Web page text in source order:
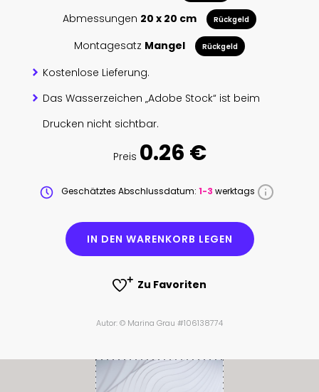
Abmessungen 20 x 20 cm Rückgeld
Montagesatz Mangel Rückgeld
Kostenlose Lieferung.
Das Wasserzeichen „Adobe Stock“ ist beim
Drucken nicht sichtbar.
Preis 0.26 €
Geschätztes Abschlussdatum: 1-3 werktags
IN DEN WARENKORB LEGEN
Zu Favoriten
Autor: © Marina Grau #106138774